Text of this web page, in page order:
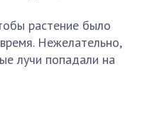
растение было
Нежелательно,
лучи попадали на